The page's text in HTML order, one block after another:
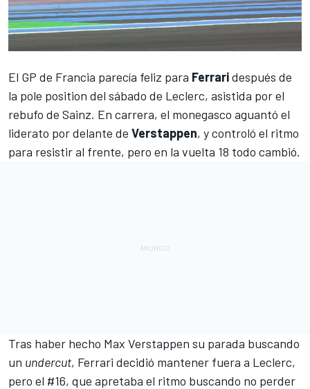
El GP de Francia parecía feliz para Ferraridespués de
la pole position del sábado de Leclerc, asistida por el
rebufo de Sainz. En carrera, el monegasco aguantó el
liderato por delante de Verstappen, y controló el ritmo
para resistir al frente, pero en la vuelta 18 todo cambió.
Tras haber hecho Max Verstappen su parada buscando
un undercut, Ferrari decidió mantener fuera a Leclerc,
pero el #16, que apretaba el ritmo buscando no perder